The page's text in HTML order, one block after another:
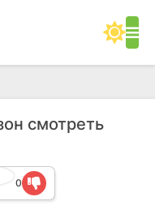
смотреть
0